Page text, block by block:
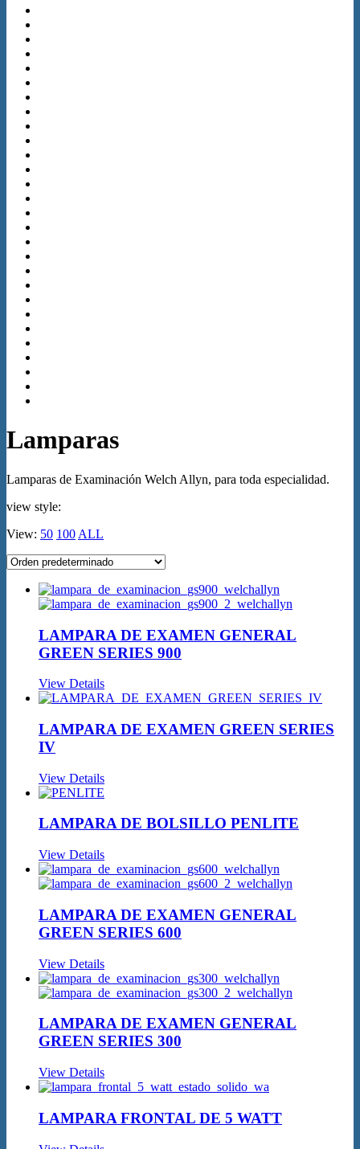
Lamparas
Lamparas de Examinación Welch Allyn, para toda especialidad.
view style:
View: 50 100 ALL
LAMPARA DE EXAMEN GENERAL
GREEN SERIES 900
View Details
LAMPARA DE EXAMEN GREEN SERIES
IV
View Details
LAMPARA DE BOLSILLO PENLITE
View Details
LAMPARA DE EXAMEN GENERAL
GREEN SERIES 600
View Details
LAMPARA DE EXAMEN GENERAL
GREEN SERIES 300
View Details
LAMPARA FRONTAL DE 5 WATT